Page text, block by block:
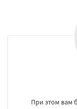
При этом вам